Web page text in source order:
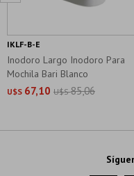
Inodoro Largo Inodoro Para
Mochila Bari Blanco
U$S 67,10 U$S 85,06
IKLF-B-E